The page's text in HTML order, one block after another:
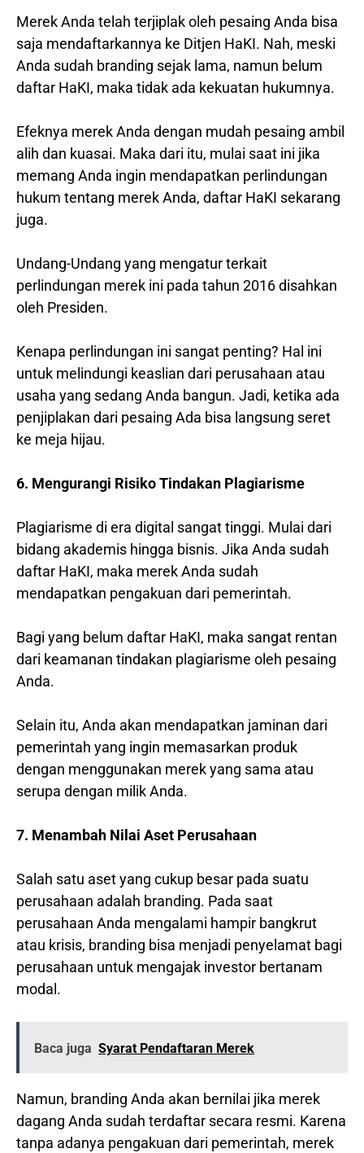
Merek Anda telah terjiplak oleh pesaing Anda bisa
saja mendaftarkannya ke Ditjen HaKI. Nah, meski
Anda sudah branding sejak lama, namun belum
daftar HaKI, maka tidak ada kekuatan hukumnya.
Efeknya merek Anda dengan mudah pesaing ambil
alih dan kuasai. Maka dari itu, mulai saat ini jika
memang Anda ingin mendapatkan perlindungan
hukum tentang merek Anda, daftar HaKI sekarang
juga.
Undang-Undang yang mengatur terkait
perlindungan merek ini pada tahun 2016 disahkan
oleh Presiden.
Kenapa perlindungan ini sangat penting? Hal ini
untuk melindungi keaslian dari perusahaan atau
usaha yang sedang Anda bangun. Jadi, ketika ada
penjiplakan dari pesaing Ada bisa langsung seret
ke meja hijau.
6. Mengurangi Risiko Tindakan Plagiarisme
Plagiarisme di era digital sangat tinggi. Mulai dari
bidang akademis hingga bisnis. Jika Anda sudah
daftar HaKI, maka merek Anda sudah
mendapatkan pengakuan dari pemerintah.
Bagi yang belum daftar HaKI, maka sangat rentan
dari keamanan tindakan plagiarisme oleh pesaing
Anda.
Selain itu, Anda akan mendapatkan jaminan dari
pemerintah yang ingin memasarkan produk
dengan menggunakan merek yang sama atau
serupa dengan milik Anda.
7. Menambah Nilai Aset Perusahaan
Salah satu aset yang cukup besar pada suatu
perusahaan adalah branding. Pada saat
perusahaan Anda mengalami hampir bangkrut
atau krisis, branding bisa menjadi penyelamat bagi
perusahaan untuk mengajak investor bertanam
modal.
Baca juga Syarat Pendaftaran Merek
Namun, branding Anda akan bernilai jika merek
dagang Anda sudah terdaftar secara resmi. Karena
tanpa adanya pengakuan dari pemerintah, merek